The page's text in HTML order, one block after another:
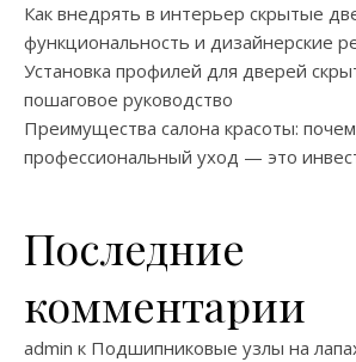
Как внедрять в интерьер скрытые
функциональность и дизайнерские
Установка профилей для дверей
пошаговое руководство
Преимущества салона красоты:
профессиональный уход — это
Последние
комментарии
admin к Подшипниковые узлы на